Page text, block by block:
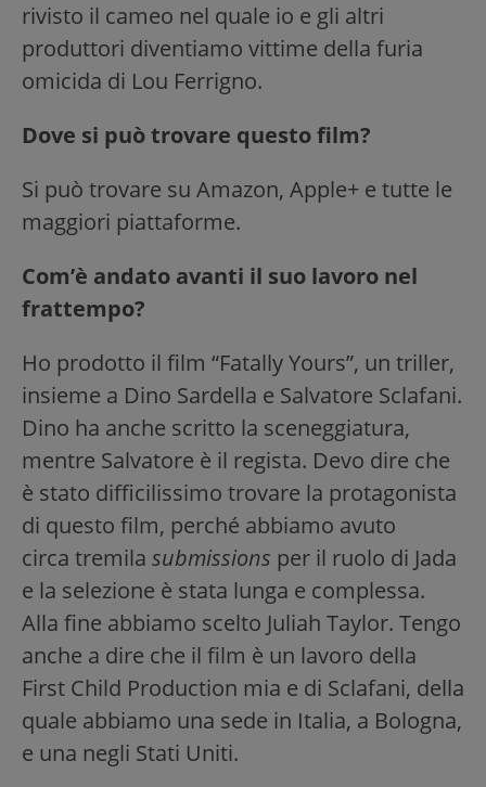
rivisto il cameo nel quale io e gli altri
produttori diventiamo vittime della furia
omicida di Lou Ferrigno.
Dove si può trovare questo film?
Si può trovare su Amazon, Apple+ e tutte le
maggiori piattaforme.
Com’è andato avanti il suo lavoro nel
frattempo?
Ho prodotto il film “Fatally Yours”, un triller,
insieme a Dino Sardella e Salvatore Sclafani.
Dino ha anche scritto la sceneggiatura,
mentre Salvatore è il regista. Devo dire che
è stato difficilissimo trovare la protagonista
di questo film, perché abbiamo avuto
circa tremila submissions per il ruolo di Jada
e la selezione è stata lunga e complessa.
Alla fine abbiamo scelto Juliah Taylor. Tengo
anche a dire che il film è un lavoro della
First Child Production mia e di Sclafani, della
quale abbiamo una sede in Italia, a Bologna,
e una negli Stati Uniti.